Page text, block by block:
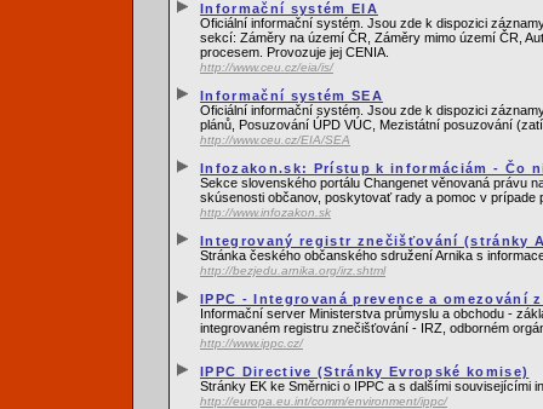
Informační systém EIA
Oficiální informační systém. Jsou zde k dispozici
sekcí: Záměry na území ČR, Záměry mimo území ČR,
procesem. Provozuje jej CENIA.
http://www.ceu.cz/eia/is/
Informační systém SEA
Oficiální informační systém. Jsou zde k dispozici
plánů, Posuzování ÚPD VÚC, Mezistátní posuzování
http://www.ceu.cz/EIA/SEA
Infozakon.sk: Prístup k informáciám - Čo
Sekce slovenského portálu Changenet věnovaná právu
skúsenosti občanov, poskytovať rady a pomoc v prípade
http://www.infozakon.sk
Integrovaný registr znečišťování (stránky
Stránka českého občanského sdružení Arnika s
http://bezjedu.arnika.org/irz.shtml
IPPC - Integrovaná prevence a
Informační server Ministerstva průmyslu a obchodu -
integrovaném registru znečišťování - IRZ, odborném
http://www.ippc.cz/
IPPC Directive (Stránky Evropské komise)
Stránky EK ke Směrnici o IPPC a s dalšími souvisejícími
http://europa.eu.int/comm/environment/ippc/